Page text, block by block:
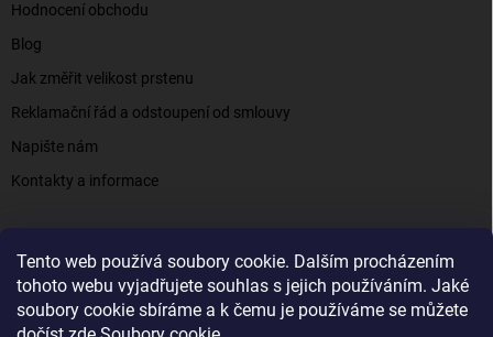
Tento web používá soubory cookie. Dalším procházením
tohoto webu vyjadřujete souhlas s jejich používáním. Jaké
soubory cookie sbíráme a k čemu je používáme se můžete
Hodnocení obchodu
Blog
Jak změřit velikost prstenu
Reklamační řád a odstoupení od smlouvy
Napište nám
Kontakty a informace
Elenys.cz - šperky, kterým věříte už od roku 2016